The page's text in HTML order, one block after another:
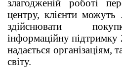
злагодженій роботі
центру, клієнти можуть
здійснювати
інформаційну
надається організаціям,
світу.